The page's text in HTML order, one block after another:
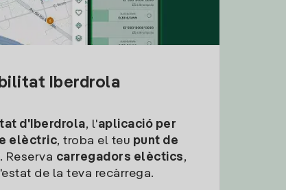
Iberdrola
d'Iberdrola, l'aplicació per
elèctric, troba el teu punt de
Reserva carregadors elèctics,
de la teva recàrrega.